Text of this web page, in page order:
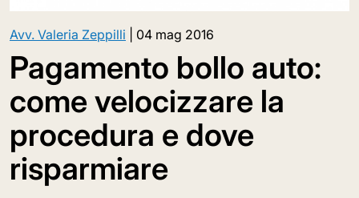
Avv. Valeria Zeppilli 04 mag 2016
Pagamento bollo auto:
come velocizzare la
procedura e dove
risparmiare